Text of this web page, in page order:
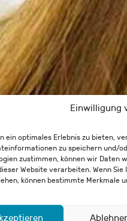
Einwilligung
ein optimales Erlebnis zu bieten,
zu speichern und/
zustimmen, können wir Daten
Website verarbeiten. Wenn
können bestimmte Merkmale